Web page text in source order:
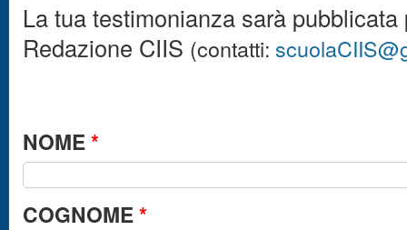
La tua testimonianza sarà
Redazione CIIS (contatti:
NOME*
COGNOME*